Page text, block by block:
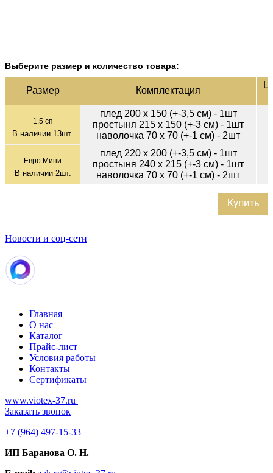
Выберите размер и количество товара:
Раз­мер Ком­плек­тация
1,5 сп
В наличии 13шт.
плед 200 х 150 (+-3,5 см) - 1шт
простыня 215 х 150 (+-3 см) - 1шт
наволочка 70 х 70 (+-1 см) - 2шт
Евро Мини
В наличии 2шт.
плед 220 х 200 (+-3,5 см) - 1шт
простыня 240 х 215 (+-3 см) - 1шт
наволочка 70 х 70 (+-1 см) - 2шт
Купить
Новости и соц-сети
Главная
О нас
Каталог
Прайс-лист
Условия работы
Контакты
Сертификаты
www.viotex-37.ru
Заказать звонок
+7 (964) 497-15-33
ИП Баранова О. Н.